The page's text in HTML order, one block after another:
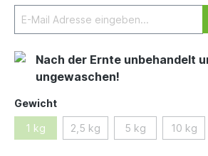
Nach der Ernte unbehandelt
ungewaschen!
Gewicht
1 kg 2,5 kg 5 kg 10 kg